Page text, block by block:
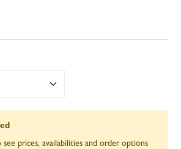
see prices, availabilities and order options